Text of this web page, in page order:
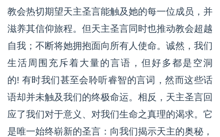
教会热切期望天主圣言能触及她的每一位成员，并
滋养其信仰旅程。但天主圣言同时也推动教会超越
自我；不断将她拥抱面向所有人使命。诚然，我们
生活周围充斥着大量的言语，但好多都是空洞
的! 有时我们甚至会聆听睿智的言词，然而这些话
语却并未触及我们的终极命运。相反，天主圣言回
应了我们对于意义、对我们生命之真理的渴求。它
是唯一始终崭新的圣言：向我们揭示天主的奥秘，